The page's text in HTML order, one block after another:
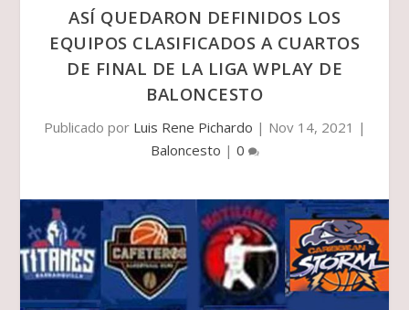
ASÍ QUEDARON DEFINIDOS LOS
EQUIPOS CLASIFICADOS A CUARTOS
DE FINAL DE LA LIGA WPLAY DE
BALONCESTO
Publicado por Luis Rene Pichardo | Nov 14, 2021 |
Baloncesto | 0